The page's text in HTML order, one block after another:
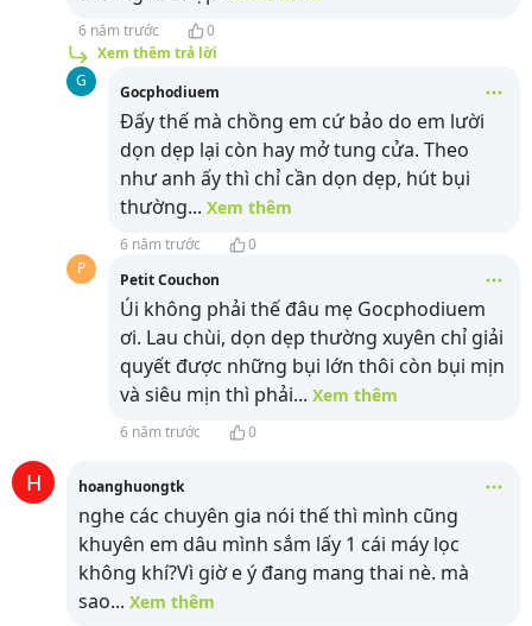
6 năm trước
0
Xem thêm trả lời
G
Gocphodiuem
Đấy thế mà chồng em cứ bảo do em lười
dọn dẹp lại còn hay mở tung cửa. Theo
như anh ấy thì chỉ cần dọn dẹp, hút bụi
thường... Xem thêm
6 năm trước
0
P
Petit Couchon
Úi không phải thế đâu mẹ Gocphodiuem
ơi. Lau chùi, dọn dẹp thường xuyên chỉ giải
quyết được những bụi lớn thôi còn bụi mịn
và siêu mịn thì phải... Xem thêm
6 năm trước 0
H hoanghuongtk
nghe các chuyên gia nói thế thì mình cũng
khuyên em dâu mình sắm lấy 1 cái máy lọc
không khí?Vì giờ e ý đang mang thai nè. mà
sao... Xem thêm